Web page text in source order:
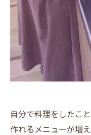
自分で料理をしたこ
作れるメニューが増え